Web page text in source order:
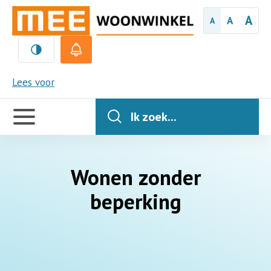
A A A
Lees voor
MEE
Handige
links
Ik zoek...
Wonen zonder
beperking